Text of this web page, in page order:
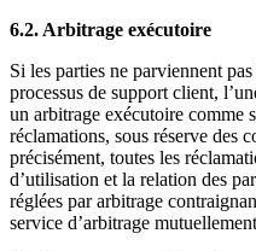
6.2. Arbitrage exécutoire
Si les parties ne parviennent
processus de support client,
un arbitrage exécutoire comme
réclamations, sous réserve des
précisément, toutes les
d’utilisation et la relation des
réglées par arbitrage
service d’arbitrage